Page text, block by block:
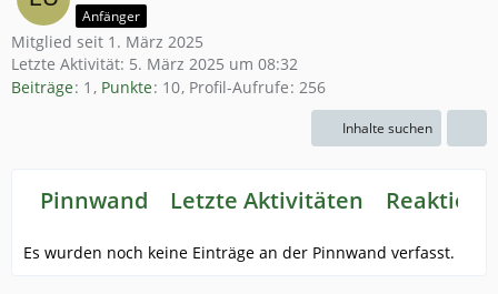
Anfänger
Mitglied seit 1. März 2025
Letzte Aktivität: 5. März 2025 um 08:32
Beiträge 1 Punkte 10 Profil-Aufrufe 256
Inhalte suchen
Pinnwand Letzte Aktivitäten
Es wurden noch keine Einträge an der Pinnwand verfasst.